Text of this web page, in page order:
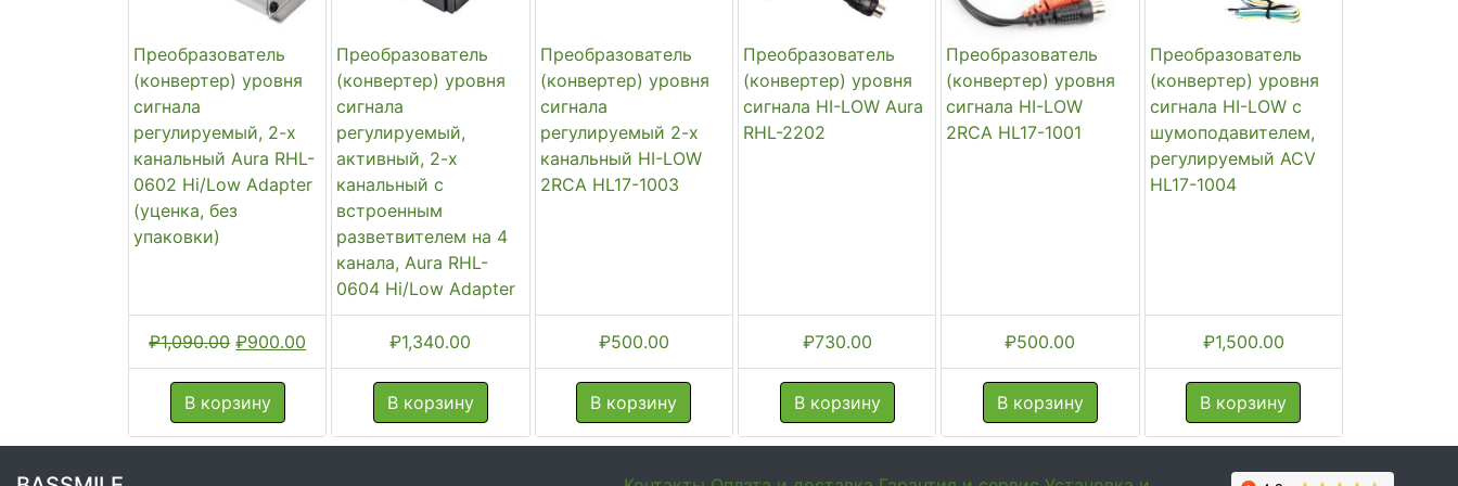
Преобразователь
(конвертер) уровня
сигнала
регулируемый, 2-х
канальный Aura RHL-
0602 Hi/Low Adapter
(уценка, без
упаковки)
₽1,090.00 Первоначальная
цена
составляла
₽1,090.00.
₽900.00
цена:
₽900.00.
В корзину
Преобразователь
(конвертер) уровня
сигнала
регулируемый,
активный, 2-х
канальный с
встроенным
разветвителем на 4
канала, Aura RHL-
0604 Hi/Low Adapter
₽1,340.00
В корзину
Преобразователь
(конвертер) уровня
сигнала
регулируемый 2-х
канальный HI-LOW
2RCA HL17-1003
₽500.00
В корзину
Преобразователь
(конвертер) уровня
сигнала HI-LOW Aura
RHL-2202
₽730.00
В корзину
Преобразователь
(конвертер) уровня
сигнала HI-LOW
2RCA HL17-1001
₽500.00
В корзину
Преобразователь
(конвертер) уровня
сигнала HI-LOW с
шумоподавителем,
регулируемый ACV
HL17-1004
₽1,500.00
В корзину